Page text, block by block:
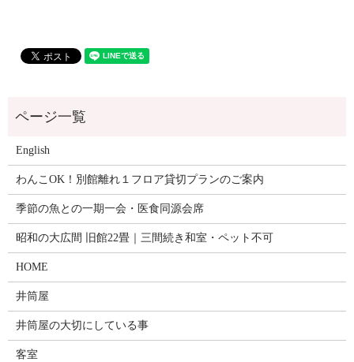
English
わんこOK！別館離れ１フロア貸切プランのご案内
季節の魚との一期一会・医食同源会席
昭和の大広間 旧館22畳｜三間続き和室・ペット不可
HOME
井筒屋
井筒屋の大切にしている事
客室